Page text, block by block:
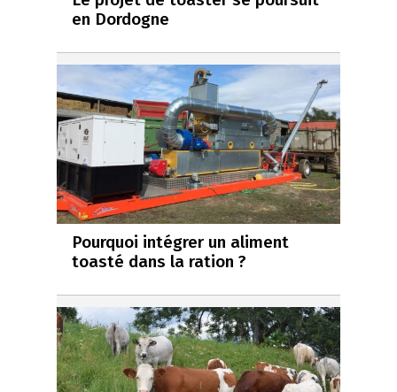
en Dordogne
Pourquoi intégrer un aliment
toasté dans la ration ?